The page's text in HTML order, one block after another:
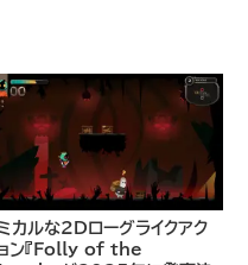
カルな2Dローグライクアク
ン『Folly of the